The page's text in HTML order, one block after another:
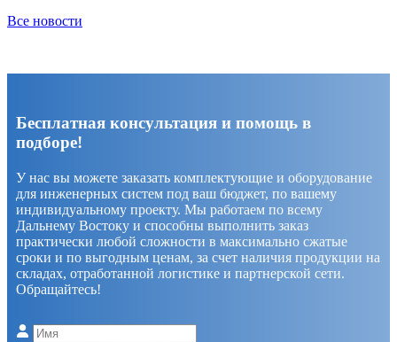
Все новости
Бесплатная консультация и помощь в
подборе!
У нас вы можете заказать комплектующие и оборудование
для инженерных систем под ваш бюджет, по вашему
индивидуальному проекту. Мы работаем по всему
Дальнему Востоку и способны выполнить заказ
практически любой сложности в максимально сжатые
сроки и по выгодным ценам, за счет наличия продукции на
складах, отработанной логистике и партнерской сети.
Обращайтесь!